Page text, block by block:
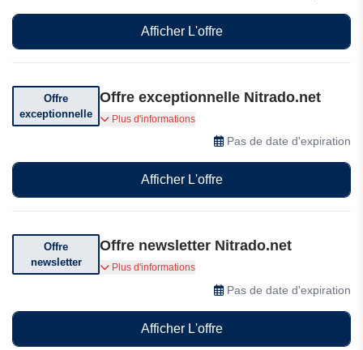
Afficher L'offre
Offre
exceptionnelle
Offre exceptionnelle Nitrado.net
Profitez d'offres exceptionnelles sur Nitrado.net
Plus d'informations
Pas de date d'expiration
Afficher L'offre
Offre
newsletter
Offre newsletter Nitrado.net
Abonnez-vous et recevez des offres
Plus d'informations
Pas de date d'expiration
Afficher L'offre